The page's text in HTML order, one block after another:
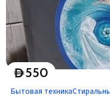
D550
Бытовая техника